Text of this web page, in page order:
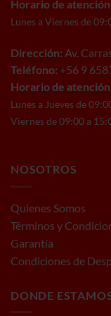
Horario de
Lunes a Viernes de
Dirección: Av.
Teléfono: +56 9
Horario de
Lunes a Jueves de
Viernes de 09:00 a
NOSOTROS
Quienes Somos
Términos y
Garantía
Condiciones de
DONDE